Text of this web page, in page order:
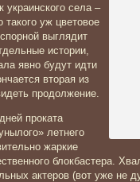
украинского села –
такого уж цветовое
выглядит
истории,
явно будут идти
вторая из
продолжение.
проката
летнего
жаркие
блокбастера.
актеров (вот уже не